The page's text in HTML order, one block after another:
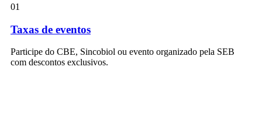
01
Taxas de eventos
Participe do CBE, Sincobiol ou evento organizado pela SEB
com descontos exclusivos.